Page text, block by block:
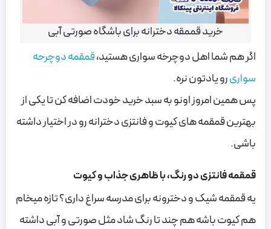
خرید قممقه دخترانه برای باشگاه صورتی آبی
اگر هم شما اهل دوچرخه سواری هستید،قمقمه دوچرحه
سواریرو یادتون نره.
پس همینامروز اونو به سبد خرید خودت اضافه کن تا یکی از
بهترین قمقمه های کیوت و فانتزی دخترانه رو در اختیار داشته
باشی.
قمقمه فانتزی دو رنگ، با ظاهری جذاب و کیوت
یه قمقمه شیک و دخترونه برای مدرسه سراغ داری؟ تازه میخام
هم کیوت باشه هم چند تا رنگ شاد مثل صورتی و آبی داشته